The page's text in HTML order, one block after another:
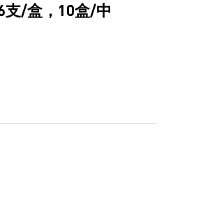
支/盒，10盒/中